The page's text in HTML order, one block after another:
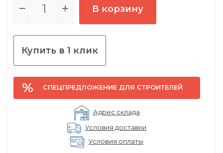
В корзину
Купить в 1 клик
СПЕЦПРЕДЛОЖЕНИЕ ДЛЯ СТРОИТЕЛЕЙ
Адрес склада
Условия доставки
Условия оплаты